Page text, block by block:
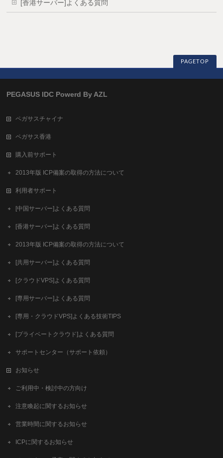
[香港サーバー]よくある質問
PAGETOP
PEGASUS IDC Powerd By AZL
ペガサスチャイナ
ペガサス香港
購入前サポート
2013年版 ICP備案の取得の方法について
利用者サポート
[中国サーバー]よくある質問
[香港サーバー]よくある質問
2013年版 ICP備案の取得の方法について
[共用サーバー]よくある質問
[クラウドVPS]よくある質問
[専用サーバー]よくある質問
[専用・クラウドVPS]よくある技術TIPS
[プライベートクラウド]よくある質問
サポートセンター（サポート依頼）
お知らせ
ご利用中・検討中の方向け
注意喚起に関するお知らせ
営業時間に関するお知らせ
ICPに関するお知らせ